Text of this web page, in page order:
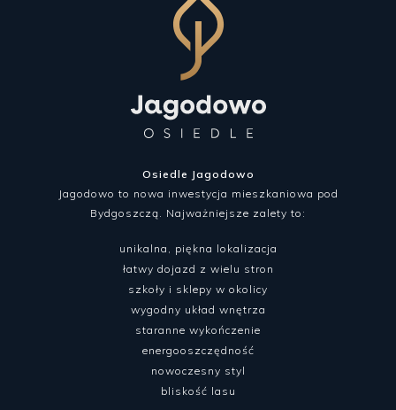
Osiedle Jagodowo
Jagodowo to nowa inwestycja mieszkaniowa pod
Bydgoszczą. Najważniejsze zalety to:
unikalna, piękna lokalizacja
łatwy dojazd z wielu stron
szkoły i sklepy w okolicy
wygodny układ wnętrza
staranne wykończenie
energooszczędność
nowoczesny styl
bliskość lasu